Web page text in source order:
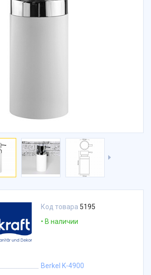
Код товара 5195
В наличии
Berkel K-4900